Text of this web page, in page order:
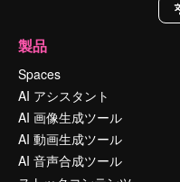
製品
Spaces
AI アシスタント
AI 画像生成ツール
AI 動画生成ツール
AI 音声合成ツール